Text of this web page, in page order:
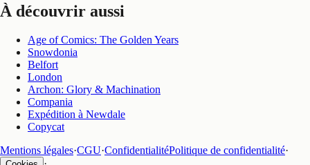
À découvrir aussi
Age of Comics: The Golden Years
Snowdonia
Belfort
London
Archon: Glory & Machination
Compania
Expédition à Newdale
Copycat
Mentions légales·CGU·ConfidentialitéPolitique de confidentialité·